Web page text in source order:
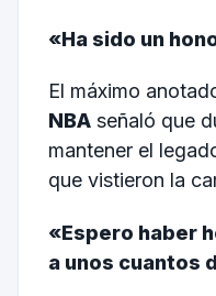
«Ha sido un
El máximo
NBAseñaló que
mantener el
que vistieron la
«Espero haber
a unos cuantos